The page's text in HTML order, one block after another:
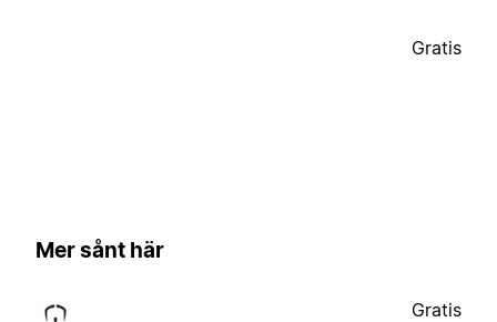
Gratis
Mer sånt här
Gratis